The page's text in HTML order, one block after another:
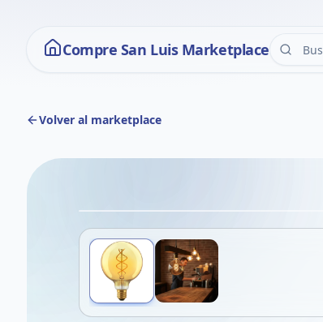
Compre San Luis Marketplace
Volver al marketplace